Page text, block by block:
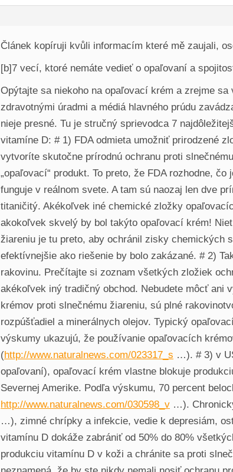
Článek kopíruji kvůli informacím které mě zaujali,
[b]7 vecí, ktoré nemáte vedieť o opaľovaní a
Opýtajte sa niekoho na opaľovací krém a zrejme
zdravotnými úradmi a médiá hlavného prúdu
nieje presné. Tu je stručný sprievodca 7
vitamíne D: # 1) FDA odmieta umožniť prirodzené
vytvoríte skutočne prírodnú ochranu proti
„opaľovací“ produkt. To preto, že FDA rozhodne,
funguje v reálnom svete. A tam sú naozaj len dve
titaničitý. Akékoľvek iné chemické zložky
akokoľvek skvelý by bol takýto opaľovací krém!
žiareniu je tu preto, aby ochránil zisky
efektívnejšie ako riešenie by bolo zakázané. # 2)
rakovinu. Prečítajte si zoznam všetkých zložiek
akékoľvek iný tradičný obchod. Nebudete môcť ani
krémov proti slnečnému žiareniu, sú plné
rozpúšťadiel a minerálnych olejov. Typický
výskumy ukazujú, že používanie opaľovacích
(http://www.naturalnews.com/023317_s …). # 3) v
opaľovaní), opaľovací krém vlastne blokuje
Severnej Amerike. Podľa výskumu, 70 percent
http://www.naturalnews.com/030598_v …).
…), zimné chrípky a infekcie, vedie k depresiám,
vitamínu D dokáže zabrániť od 50% do 80%
produkciu vitamínu D v koži a chránite sa proti